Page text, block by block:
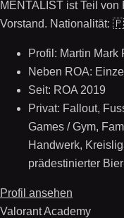
MENTALIST ist Teil von
Vorstand. Nationalität:
Profil: Martin
Neben ROA:
Seit: ROA 2019
Privat: Fallout,
Games / Gym,
Handwerk,
prädestinierter
Profil ansehen
Valorant Academy